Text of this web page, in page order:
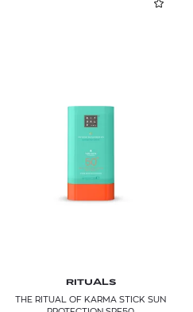
RITUALS
THE RITUAL OF KARMA STICK SUN